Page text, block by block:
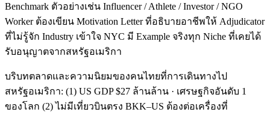
Benchmark ตัวอย่างเช่น Influencer / Athlete / Investor / NGO
Worker ต้องเขียน Motivation Letter ที่อธิบายอาชีพให้ Adjudicator
ที่ไม่รู้จัก Industry เข้าใจ NYC มี Example จริงทุก Niche ที่เคยได้
รับอนุญาตจากสหรัฐอเมริกา
บริบทตลาดและความนิยมของคนไทยที่การเดินทางไป
สหรัฐอเมริกา: (1) US GDP $27 ล้านล้าน · เศรษฐกิจอันดับ 1
ของโลก (2) ไม่มีเที่ยวบินตรง BKK–US ต้องต่อเครื่องที่